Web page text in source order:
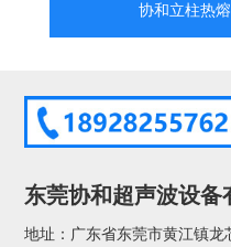
协和立柱热
东莞协和超声波设备
地址：广东省东莞市黄江镇龙